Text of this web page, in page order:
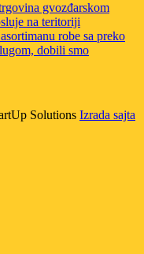
gvozđarskom
na teritoriji
robe sa preko
dobili smo
Solutions Izrada sajta